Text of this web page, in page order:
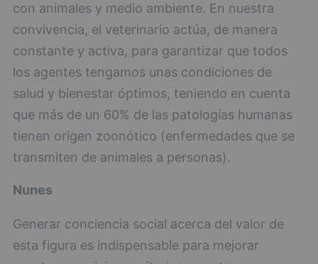
con animales y medio ambiente. En nuestra
convivencia, el veterinario actúa, de manera
constante y activa, para garantizar que todos
los agentes tengamos unas condiciones de
salud y bienestar óptimos, teniendo en cuenta
que más de un 60% de las patologías humanas
tienen origen zoonótico (enfermedades que se
transmiten de animales a personas).
Nunes
Generar conciencia social acerca del valor de
esta figura es indispensable para mejorar